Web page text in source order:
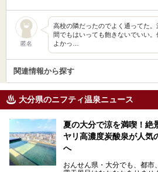
匿名
高校の隣だったのでよく通ってた
間でもはいっても飽きないでいい
よかっ…
関連情報から探す
大分県のニフティ温泉ニュース
夏の大分で涼を満喫！絶
ヤリ高濃度炭酸泉が人気
へ
おんせん県・大分でも、都